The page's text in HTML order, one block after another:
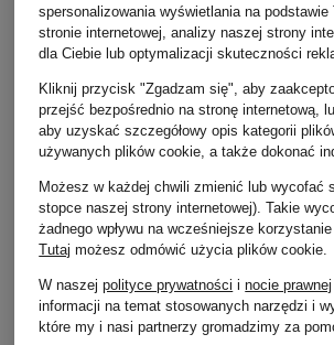
449 zł
Najniższa
449 zł
Cena
809 zł
spersonalizowania wyświetlania na
stronie internetowej, analizy naszej strony
dla Ciebie lub optymalizacji skuteczności
Kliknij przycisk "Zgadzam się", aby
przejść bezpośrednio na stronę internetową,
aby uzyskać szczegółowy opis kategorii
używanych plików cookie, a także dokonać
Możesz w każdej chwili zmienić lub wycofać
stopce naszej strony internetowej). Takie
żadnego wpływu na wcześniejsze
Tutaj możesz odmówić użycia plików cookie.
W naszejpolityce prywatności inocie prawnej
informacji na temat stosowanych narzędzi i
które my i nasi partnerzy gromadzimy za